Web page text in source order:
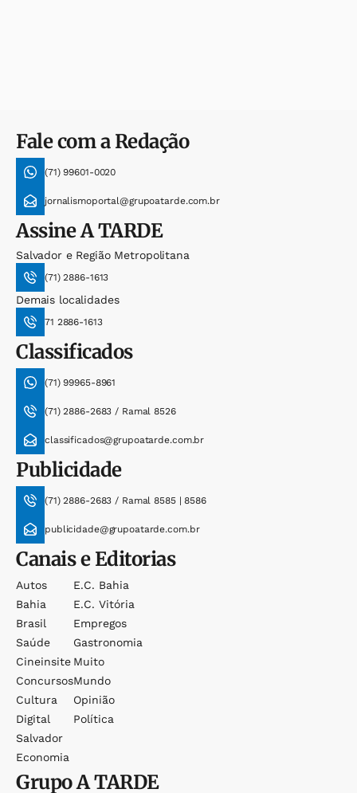
Fale com a Redação
(71) 99601-0020
jornalismoportal@grupoatarde.com.br
AssineA TARDE
Salvador e Região Metropolitana
(71) 2886-1613
Demais localidades
71 2886-1613
Classificados
(71) 99965-8961
(71) 2886-2683 / Ramal 8526
classificados@grupoatarde.com.br
Publicidade
(71) 2886-2683 / Ramal 8585 | 8586
publicidade@grupoatarde.com.br
Canais e Editorias
Autos
Bahia
Brasil
Saúde
Cineinsite
Concursos
Cultura
Digital
Salvador
Economia
E.c. Bahia
E.c. Vitória
Empregos
Gastronomia
Muito
Mundo
Opinião
Política
GrupoA TARDE